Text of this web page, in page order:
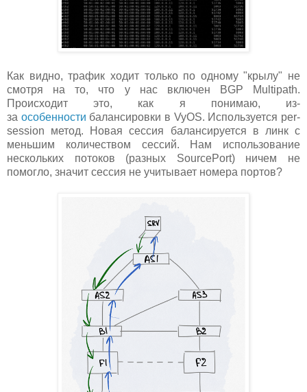
Как видно, трафик ходит только по одному "крылу" не
смотря на то, что у нас включен BGP Multipath.
Происходит это, как я понимаю, из-
за особенности балансировки в VyOS. Используется per-
session метод. Новая сессия балансируется в линк с
меньшим количеством сессий. Нам использование
нескольких потоков (разных SourcePort) ничем не
помогло, значит сессия не учитывает номера портов?